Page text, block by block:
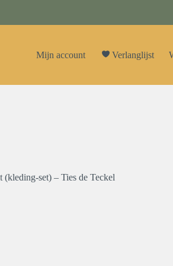
Mijn account Verlanglijst
set) – Ties de Teckel